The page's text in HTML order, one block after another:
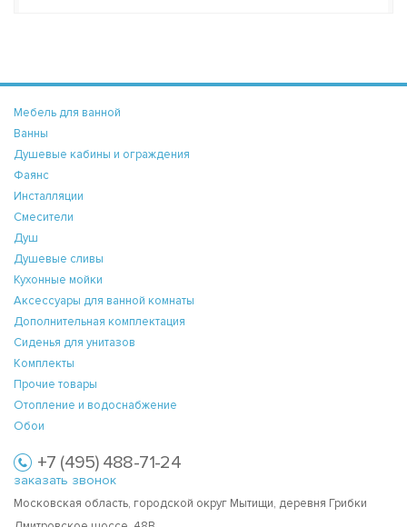
Мебель для ванной
Ванны
Душевые кабины и ограждения
Фаянс
Инсталляции
Смесители
Душ
Душевые сливы
Кухонные мойки
Аксессуары для ванной комнаты
Дополнительная комплектация
Сиденья для унитазов
Комплекты
Прочие товары
Отопление и водоснабжение
Обои
+7 (495) 488-71-24
заказать звонок
Московская область, городской округ Мытищи, деревня Грибки